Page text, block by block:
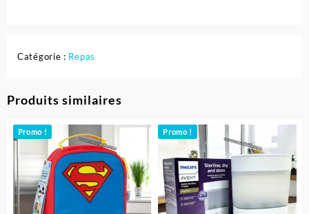
Catégorie : Repas
Produits similaires
Promo ! Promo !